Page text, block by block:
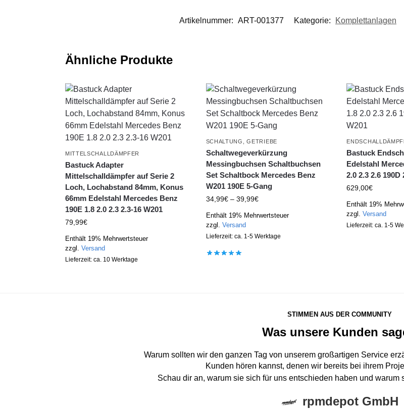
Artikelnummer: ART-001377 Kategorie: Komplettanlagen
Ähnliche Produkte
MITTELSCHALLDÄMPFER
Bastuck Adapter
Mittelschalldämpfer auf Serie 2
Loch, Lochabstand 84mm, Konus
66mm Edelstahl Mercedes Benz
190E 1.8 2.0 2.3 2.3-16 W201
79,99€
Enthält 19% Mehrwertsteuer
zzgl. Versand
Lieferzeit: ca. 10 Werktage
SCHALTUNG ,GETRIEBE
Schaltwegeverkürzung
Messingbuchsen Schaltbuchsen
Set Schaltbock Mercedes Benz
W201 190E 5-Gang
34,99€ – 39,99€
Enthält 19% Mehrwertsteuer
zzgl. Versand
Lieferzeit: ca. 1-5 Werktage
Bastuck
Edelstahl
2.0 2.3 2.6 190D
629,00€
Enthält 19%
zzgl.Versand
Lieferzeit: ca. 1-5
STIMMEN AUS DER COMMUNITY
Was unsere Kunden
Warum sollten wir den ganzen Tag von unserem großartigen Service
Kunden hören kannst, denen wir bereits bei ihrem
Schau dir an, warum sie sich für uns entschieden haben und warum
rpmdepot GmbH